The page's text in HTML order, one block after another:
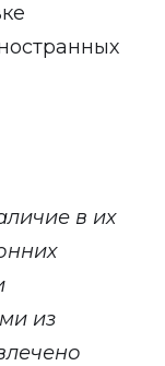
в их
из